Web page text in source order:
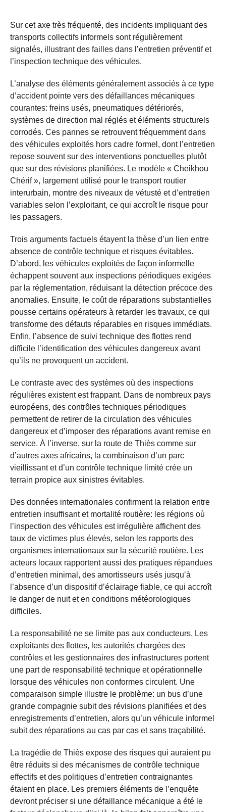
Sur cet axe très fréquenté, des incidents impliquant des
transports collectifs informels sont régulièrement
signalés, illustrant des failles dans l’entretien préventif et
l’inspection technique des véhicules.
L’analyse des éléments généralement associés à ce type
d’accident pointe vers des défaillances mécaniques
courantes: freins usés, pneumatiques détériorés,
systèmes de direction mal réglés et éléments structurels
corrodés. Ces pannes se retrouvent fréquemment dans
des véhicules exploités hors cadre formel, dont l’entretien
repose souvent sur des interventions ponctuelles plutôt
que sur des révisions planifiées. Le modèle « Cheikhou
Chérif », largement utilisé pour le transport routier
interurbain, montre des niveaux de vétusté et d’entretien
variables selon l’exploitant, ce qui accroît le risque pour
les passagers.
Trois arguments factuels étayent la thèse d’un lien entre
absence de contrôle technique et risques évitables.
D’abord, les véhicules exploités de façon informelle
échappent souvent aux inspections périodiques exigées
par la réglementation, réduisant la détection précoce des
anomalies. Ensuite, le coût de réparations substantielles
pousse certains opérateurs à retarder les travaux, ce qui
transforme des défauts réparables en risques immédiats.
Enfin, l’absence de suivi technique des flottes rend
difficile l’identification des véhicules dangereux avant
qu’ils ne provoquent un accident.
Le contraste avec des systèmes où des inspections
régulières existent est frappant. Dans de nombreux pays
européens, des contrôles techniques périodiques
permettent de retirer de la circulation des véhicules
dangereux et d’imposer des réparations avant remise en
service. À l’inverse, sur la route de Thiès comme sur
d’autres axes africains, la combinaison d’un parc
vieillissant et d’un contrôle technique limité crée un
terrain propice aux sinistres évitables.
Des données internationales confirment la relation entre
entretien insuffisant et mortalité routière: les régions où
l’inspection des véhicules est irrégulière affichent des
taux de victimes plus élevés, selon les rapports des
organismes internationaux sur la sécurité routière. Les
acteurs locaux rapportent aussi des pratiques répandues
d’entretien minimal, des amortisseurs usés jusqu’à
l’absence d’un dispositif d’éclairage fiable, ce qui accroît
le danger de nuit et en conditions météorologiques
difficiles.
La responsabilité ne se limite pas aux conducteurs. Les
exploitants des flottes, les autorités chargées des
contrôles et les gestionnaires des infrastructures portent
une part de responsabilité technique et opérationnelle
lorsque des véhicules non conformes circulent. Une
comparaison simple illustre le problème: un bus d’une
grande compagnie subit des révisions planifiées et des
enregistrements d’entretien, alors qu’un véhicule informel
subit des réparations au cas par cas et sans traçabilité.
La tragédie de Thiès expose des risques qui auraient pu
être réduits si des mécanismes de contrôle technique
effectifs et des politiques d’entretien contraignantes
étaient en place. Les premiers éléments de l’enquête
devront préciser si une défaillance mécanique a été le